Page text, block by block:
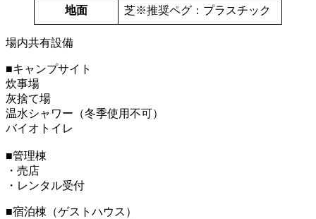
地面 芝※推奨ペグ：プラスチック
場内共有設備
■キャンプサイト
炊事場
灰捨て場
温水シャワー（冬季使用不可）
バイオトイレ
■管理棟
・売店
・レンタル受付
■宿泊棟（ゲストハウス）